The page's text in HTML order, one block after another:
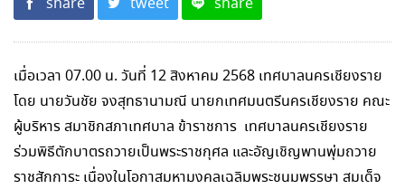
เมื่อเวลา 07.00 น. วันที่ 12 สิงหาคม 2568 เทศบาลนครเชียงราย
โดย นายวันชัย จงสุทธานามณี นายกเทศมนตรีนครเชียงราย คณะ
ผู้บริหาร สมาชิกสภาเทศบาล ข้าราชการ เทศบาลนครเชียงราย
ร่วมพิธีตักบาตรถวายเป็นพระราชกุศล และอัญเชิญพานพุ่มถวาย
ราชสักการะ เนื่องในโอกาสมหามงคลเฉลิมพระชนมพรรษา สมเด็จ